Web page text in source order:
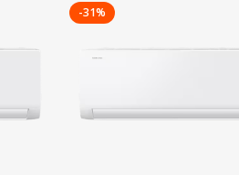
-31%